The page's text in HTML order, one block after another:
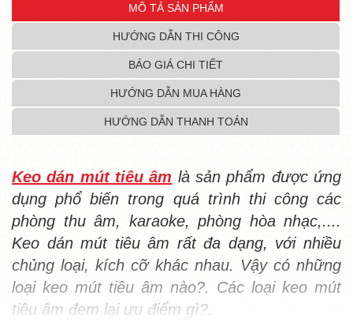
MÔ TẢ SẢN PHẨM
HƯỚNG DẪN THI CÔNG
BÁO GIÁ CHI TIẾT
HƯỚNG DẪN MUA HÀNG
HƯỚNG DẪN THANH TOÁN
Keo dán mút tiêu âm là sản phẩm được ứng
dụng phổ biến trong quá trình thi công các
phòng thu âm, karaoke, phòng hòa nhạc,....
Keo dán mút tiêu âm rất đa dạng, với nhiều
chủng loại, kích cỡ khác nhau. Vậy có những
loại keo mút tiêu âm nào?. Các loại keo mút
tiêu âm đem lại ưu điểm gì?.